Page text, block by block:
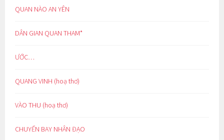
QUAN NÀO AN YÊN
DÂN GIAN QUAN THAM*
ƯỚC…
QUANG VINH (hoạ thơ)
VÀO THU (hoạ thơ)
CHUYẾN BAY NHÂN ĐẠO